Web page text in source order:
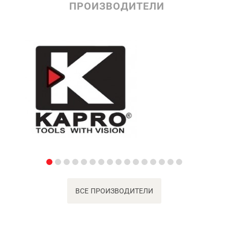
ПРОИЗВОДИТЕЛИ
ВСЕ ПРОИЗВОДИТЕЛИ